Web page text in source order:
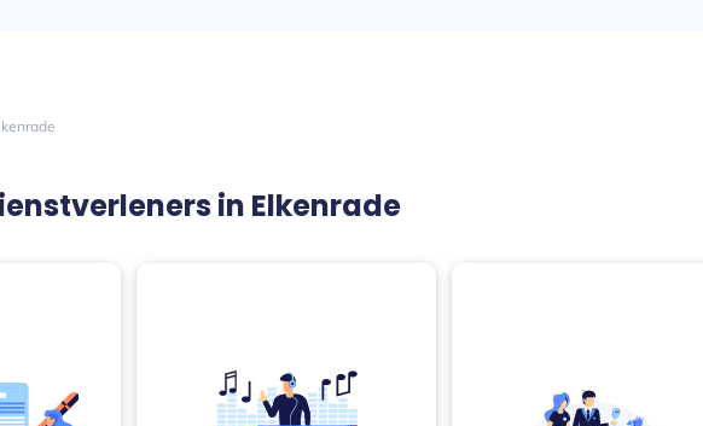
in Elkenrade